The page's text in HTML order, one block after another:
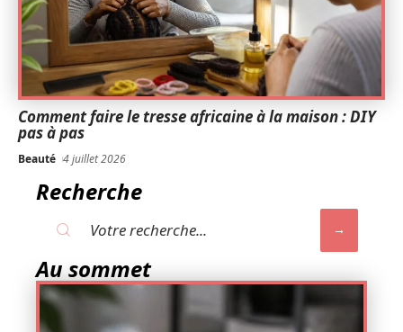
Comment faire le tresse africaine à la maison : DIY
pas à pas
Beauté 4 juillet 2026
Recherche
Au sommet